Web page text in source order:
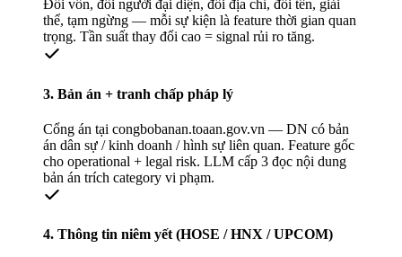
Đổi vốn, đổi người đại diện, đổi địa chỉ, đổi tên, giải
thể, tạm ngừng — mỗi sự kiện là feature thời gian quan
trọng. Tần suất thay đổi cao = signal rủi ro tăng.
3. Bản án + tranh chấp pháp lý
Cổng án tại congbobanan.toaan.gov.vn — DN có bản
án dân sự / kinh doanh / hình sự liên quan. Feature gốc
cho operational + legal risk. LLM cấp 3 đọc nội dung
bản án trích category vi phạm.
4. Thông tin niêm yết (HOSE / HNX / UPCOM)